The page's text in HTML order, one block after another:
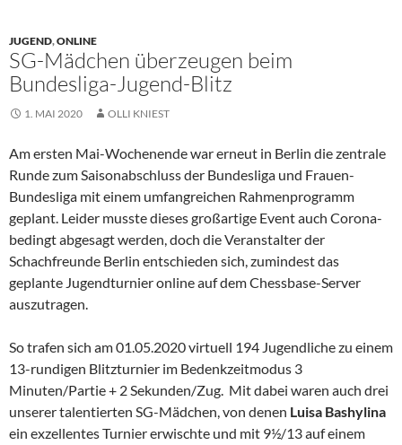
JUGEND,ONLINE
SG-Mädchen überzeugen beim
Bundesliga-Jugend-Blitz
1. MAI 2020 OLLI KNIEST
Am ersten Mai-Wochenende war erneut in Berlin die zentrale
Runde zum Saisonabschluss der Bundesliga und Frauen-
Bundesliga mit einem umfangreichen Rahmenprogramm
geplant. Leider musste dieses großartige Event auch Corona-
bedingt abgesagt werden, doch die Veranstalter der
Schachfreunde Berlin entschieden sich, zumindest das
geplante Jugendturnier online auf dem Chessbase-Server
auszutragen.
So trafen sich am 01.05.2020 virtuell 194 Jugendliche zu einem
13-rundigen Blitzturnier im Bedenkzeitmodus 3
Minuten/Partie + 2 Sekunden/Zug. Mit dabei waren auch drei
unserer talentierten SG-Mädchen, von denen Luisa Bashylina
ein exzellentes Turnier erwischte und mit 9½/13 auf einem